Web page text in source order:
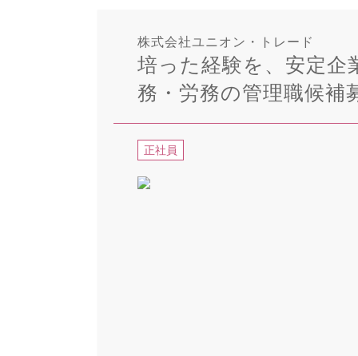
株式会社ユニオン・トレード
培った経験を、安定企
務・労務の管理職候補
正社員